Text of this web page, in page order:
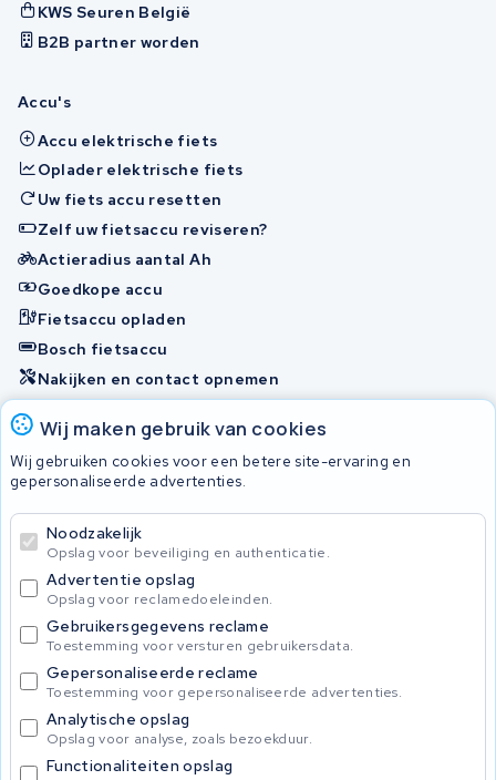
Wij maken gebruik van cookies
Wij gebruiken cookies voor een betere site-ervaring en
gepersonaliseerde advertenties.
Noodzakelijk
Opslag voor beveiliging en authenticatie.
Advertentie opslag
Opslag voor reclamedoeleinden.
Gebruikersgegevens reclame
Toestemming voor versturen gebruikersdata.
Gepersonaliseerde reclame
Toestemming voor gepersonaliseerde advertenties.
Analytische opslag
Opslag voor analyse, zoals bezoekduur.
Functionaliteiten opslag
KWS Seuren België
B2B partner worden
Accu's
Accu elektrische fiets
Oplader elektrische fiets
Uw fiets accu resetten
Zelf uw fietsaccu reviseren?
Actieradius aantal Ah
Goedkope accu
Fietsaccu opladen
Bosch fietsaccu
Nakijken en contact opnemen
Privacybeleid